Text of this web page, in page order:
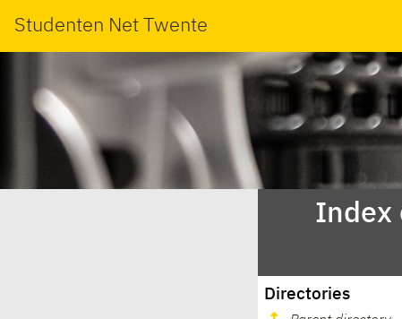
Studenten Net Twente
Index
Directories